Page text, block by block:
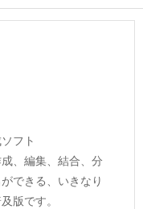
フト
、編集、結合、分
できる、いきなり
版です。